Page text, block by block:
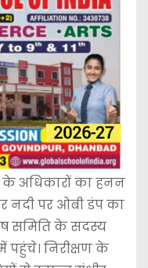
अधिकारों का हनन
नदी पर ओबी डंप का
समिति के सदस्य
पहुंचे। निरीक्षण के